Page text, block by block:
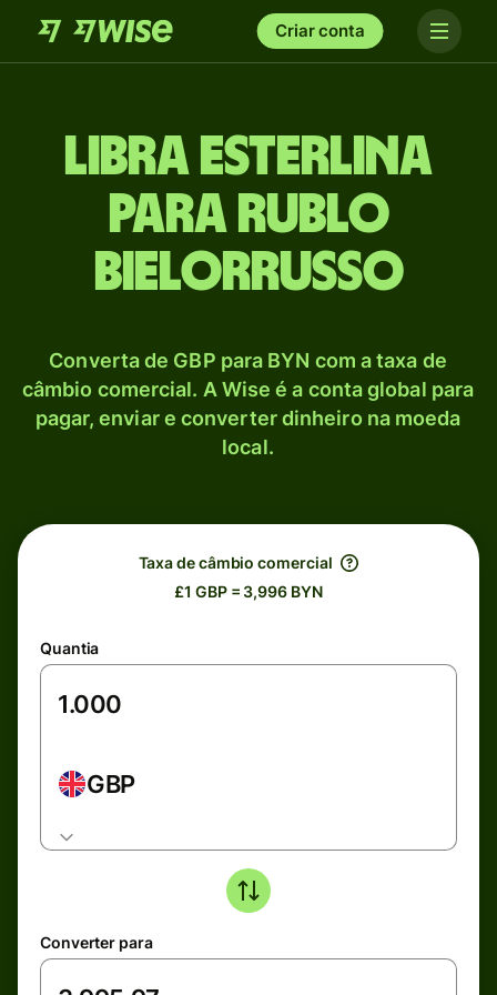
Criar conta
Libra esterlina
para Rublo
bielorrusso
Converta de GBP para BYN com a taxa de
câmbio comercial. A Wise é a conta global para
pagar, enviar e converter dinheiro na moeda
local.
Taxa de câmbio comercial
£1 GBP = 3,996 BYN
Quantia
GBP
Converter para